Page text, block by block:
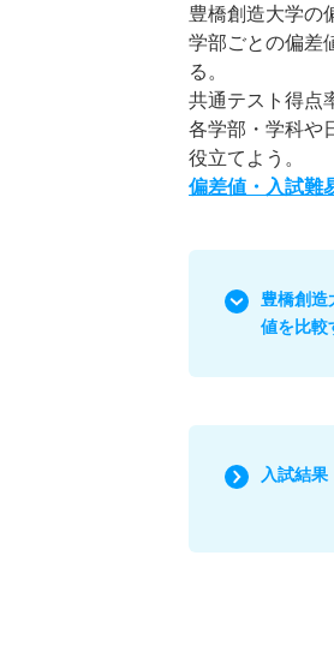
豊橋創造大学の
学部ごとの偏差
る。
共通テスト得点
各学部・学科や
役立てよう。
偏差値・入試難
豊橋創造
値を比較
入試結